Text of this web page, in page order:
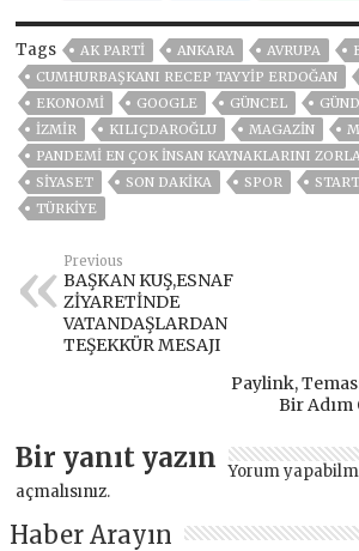
Tags AK PARTİ ANKARA AVRUPA
CUMHURBAŞKANI RECEP TAYYIP ERDOĞAN
EKONOMİ
GOOGLE GÜNCEL
İZMIR
KILIÇDAROĞLU MAGAZİN
PANDEMİ EN ÇOK İNSAN KAYNAKLARINI
SİYASET
SON DAKIKA SPOR
TÜRKİYE
Previous
BAŞKAN KUŞ,ESNAF
ZİYARETİNDE
VATANDAŞLARDAN
TEŞEKKÜR MESAJI
Paylink,
Bir Adım
Bir yanıt yazın Yorum
açmalısınız.
Haber Arayın